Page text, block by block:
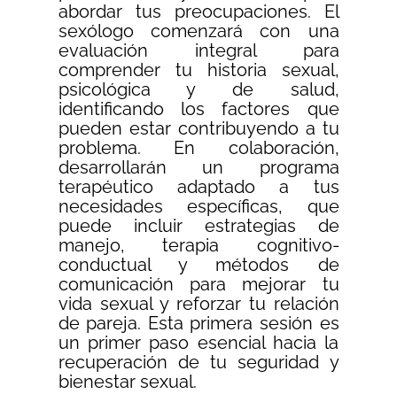
abordar tus preocupaciones. El
sexólogo comenzará con una
evaluación integral para
comprender tu historia sexual,
psicológica y de salud,
identificando los factores que
pueden estar contribuyendo a tu
problema. En colaboración,
desarrollarán un programa
terapéutico adaptado a tus
necesidades específicas, que
puede incluir estrategias de
manejo, terapia cognitivo-
conductual y métodos de
comunicación para mejorar tu
vida sexual y reforzar tu relación
de pareja. Esta primera sesión es
un primer paso esencial hacia la
recuperación de tu seguridad y
bienestar sexual.